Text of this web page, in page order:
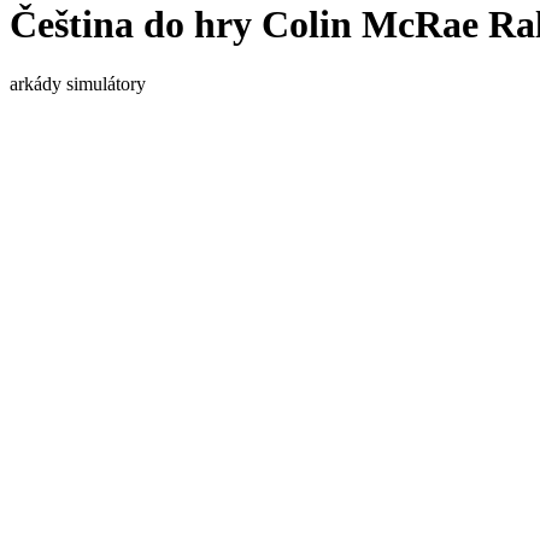
Čeština do hry Colin McRae
arkády simulátory